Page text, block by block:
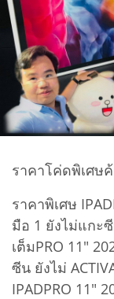
ราคาโค่ดพิเศษ
ราคาพิเศษ
มือ 1 ยังไม่แกะ
เต็มPRO 11"
ซีน ยังไม่
IPADPRO 11"